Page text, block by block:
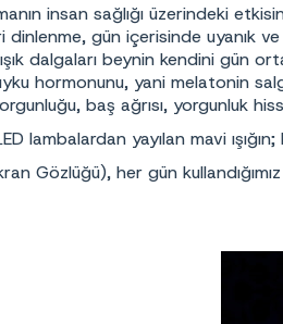
insan sağlığı üzerindeki
gün içerisinde uyanık
dalgaları beynin kendini gün
hormonunu, yani melatonin
baş ağrısı, yorgunluk
lambalardan yayılan mavi
Gözlüğü), her gün